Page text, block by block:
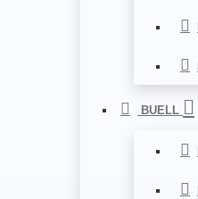
BUELL